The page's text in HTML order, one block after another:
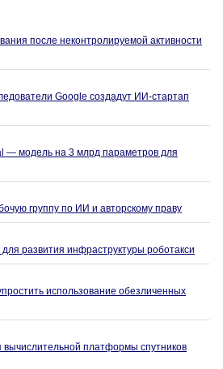
после неконтролируемой активности
Google создадут ИИ-стартап
— модель на 3 млрд параметров для
группу по ИИ и авторскому праву
развития инфраструктуры роботакси
использование обезличенных
платформы спутников